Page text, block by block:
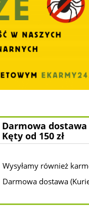
Darmowa dostawa
Kęty od 150 zł
Wysyłamy również
Darmowa dostawa